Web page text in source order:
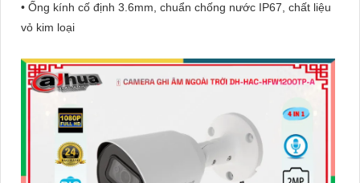
• Ống kính cố định 3.6mm, chuẩn chống nước IP67, chất liệu
vỏ kim loại